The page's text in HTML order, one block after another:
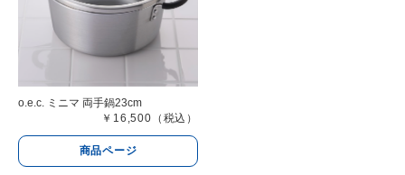
o.e.c. ミニマ 両手鍋23cm
￥16,500（税込）
商品ページ